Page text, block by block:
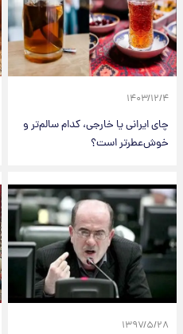
۱۴۰۳/۱۲/۴
چای ایرانی یا خارجی، کدام سالم‌تر و
خوش‌عطرتر است؟
۱۳۹۷/۵/۲۸